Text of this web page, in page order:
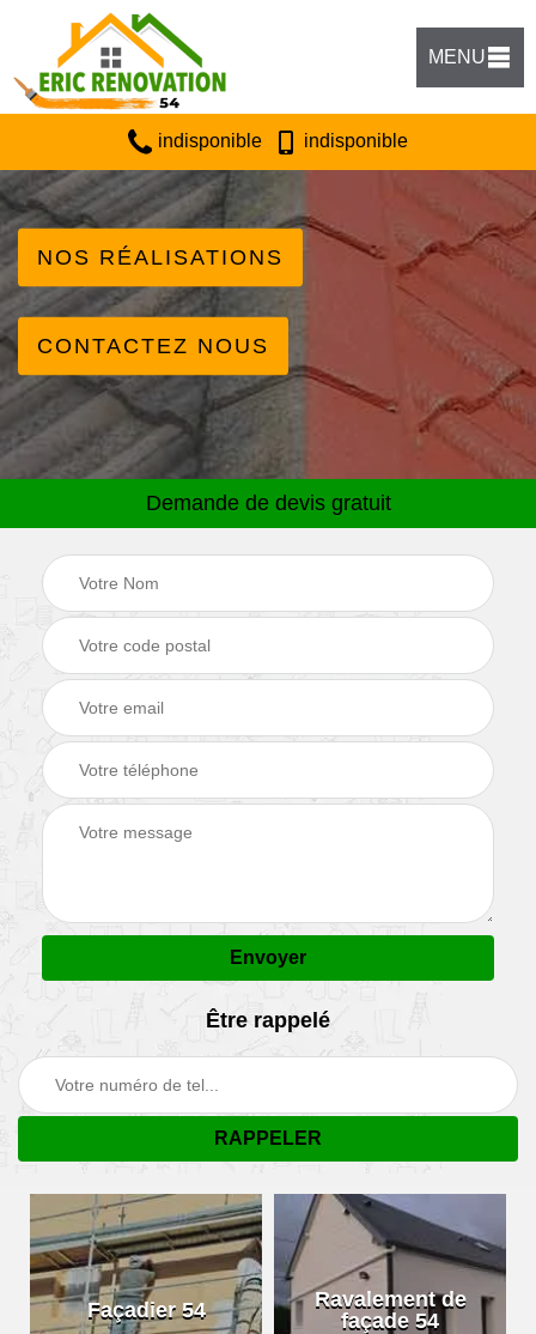
MENU
indisponible indisponible
NOS RÉALISATIONS
CONTACTEZ NOUS
Demande de devis gratuit
Être rappelé
Façadier 54
Ravalement de
façade 54